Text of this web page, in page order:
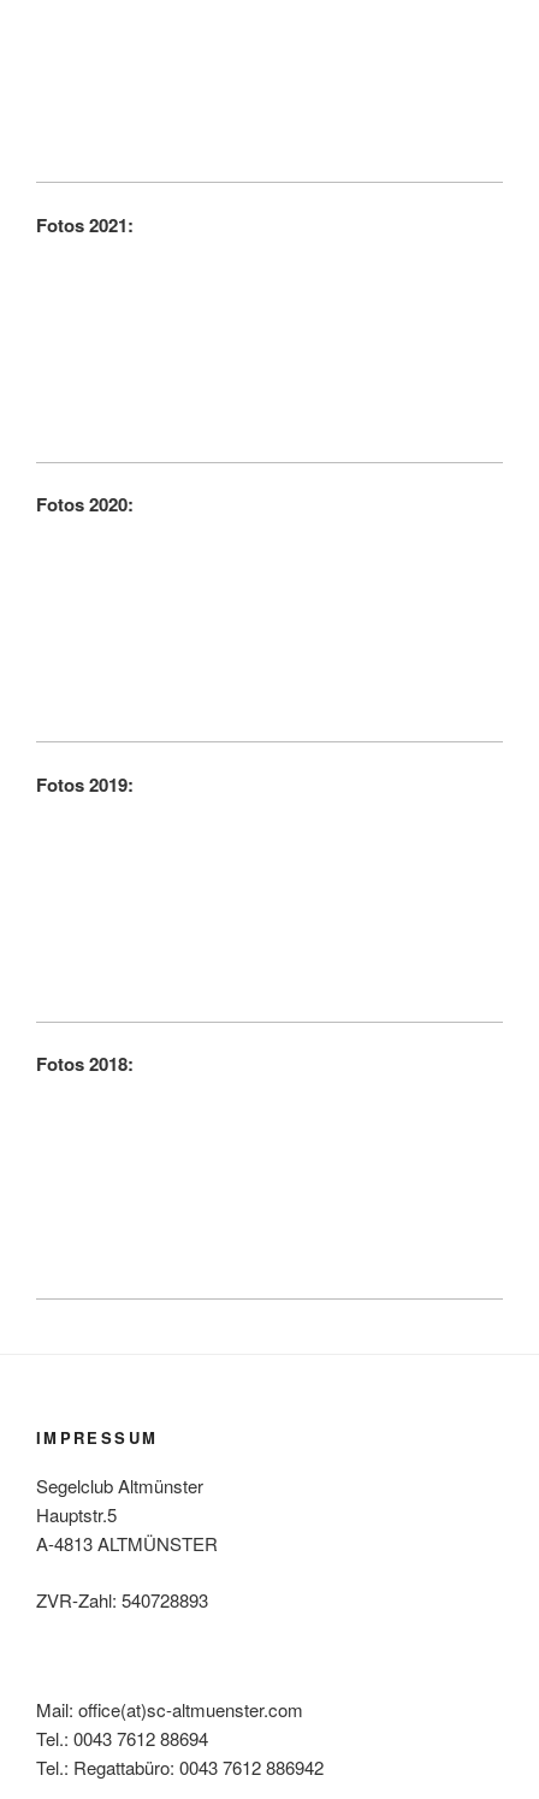
Fotos 2021:
Fotos 2020:
Fotos 2019:
Fotos 2018:
IMPRESSUM
Segelclub Altmünster
Hauptstr.5
A-4813 ALTMÜNSTER
ZVR-Zahl: 540728893
Mail: office(at)sc-altmuenster.com
Tel.: 0043 7612 88694
Tel.: Regattabüro: 0043 7612 886942